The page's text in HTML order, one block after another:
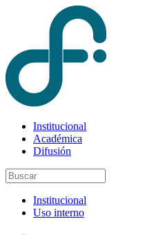
Institucional
Académica
Difusión
Institucional
Uso interno